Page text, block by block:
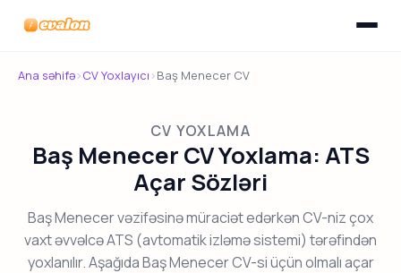
Evalon
Ana səhifə›CV Yoxlayıcı ›Baş Menecer CV
CV YOXLAMA
Baş Menecer CV Yoxlama: ATS
Açar Sözləri
Baş Menecer vəzifəsinə müraciət edərkən CV-niz çox
vaxt əvvəlcə ATS (avtomatik izləmə sistemi) tərəfindən
yoxlanılır. Aşağıda Baş Menecer CV-si üçün olmalı açar